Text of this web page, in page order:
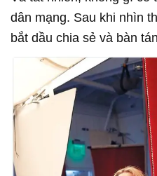
dân mạng. Sau khi nhìn
bắt dầu chia sẻ và bàn